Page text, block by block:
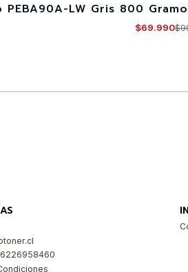
PEBA90A-LW Gris 800
$69.990